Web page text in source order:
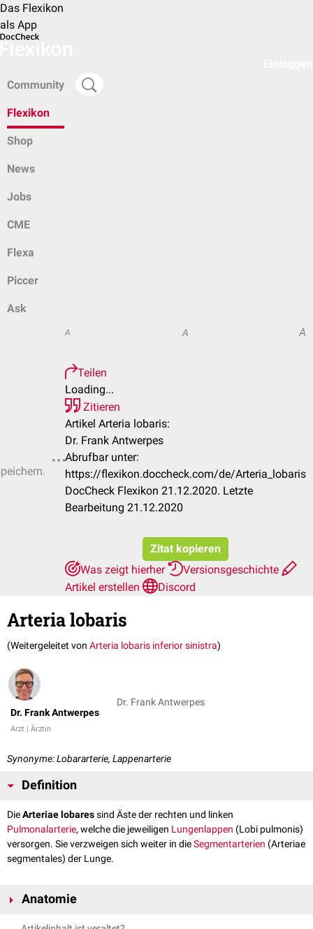
Das Flexikon
als App
Community
Flexikon
Shop
News
Jobs
CME
Flexa
Piccer
Ask
A A A
Teilen
Loading...
Zitieren
Artikel Arteria lobaris:
Dr. Frank Antwerpes
Abrufbar unter:
https://flexikon.doccheck.com/de/Arteria_lobaris
DocCheck Flexikon 21.12.2020. Letzte
Bearbeitung 21.12.2020
Zitat kopieren
Was zeigt hierher
Versionsgeschichte
Artikel erstellen
Discord
Arteria lobaris
(Weitergeleitet von Arteria lobaris inferior sinistra)
Dr. Frank Antwerpes
Arzt | Ärztin
Dr. Frank Antwerpes
Synonyme: Lobararterie, Lappenarterie
Definition
DieArteriae lobaressind Äste der rechten und linken
Pulmonalarterie, welche die jeweiligen Lungenlappen (Lobi pulmonis)
versorgen. Sie verzweigen sich weiter in dieSegmentarterien (Arteriae
segmentales) der Lunge.
Anatomie